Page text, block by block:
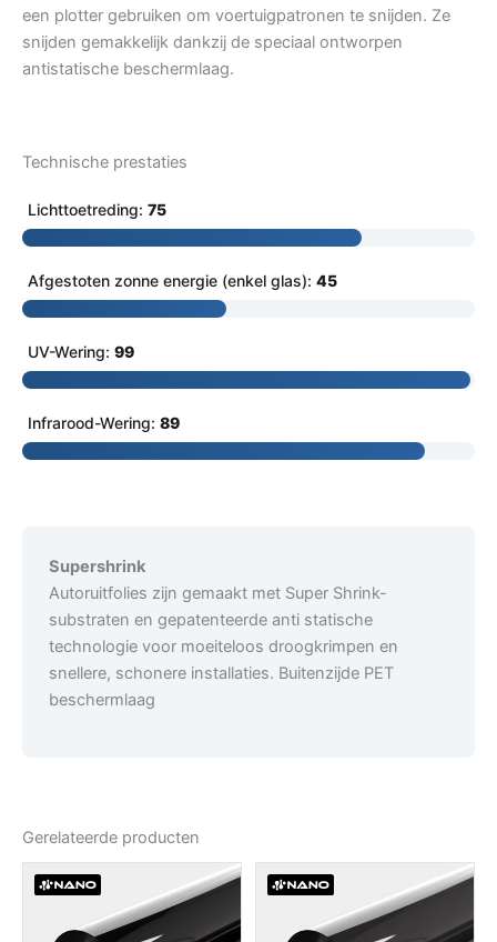
een plotter gebruiken om voertuigpatronen te snijden. Ze
snijden gemakkelijk dankzij de speciaal ontworpen
antistatische beschermlaag.
Technische prestaties
Lichttoetreding: 75
Afgestoten zonne energie (enkel glas): 45
UV-Wering: 99
Infrarood-Wering: 89
Supershrink
Autoruitfolies zijn gemaakt met Super Shrink-
substraten en gepatenteerde anti statische
technologie voor moeiteloos droogkrimpen en
snellere, schonere installaties. Buitenzijde PET
beschermlaag
Gerelateerde producten